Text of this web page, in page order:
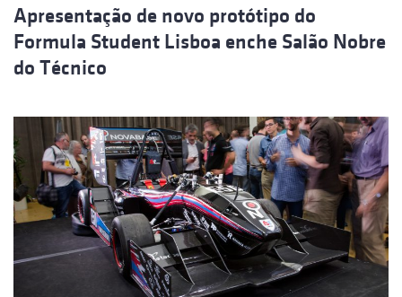
Apresentação de novo protótipo do
Formula Student Lisboa enche Salão Nobre
do Técnico